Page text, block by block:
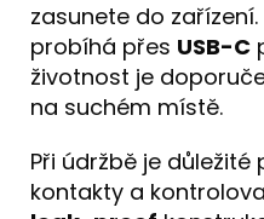
zasunete do
probíhá přes USB-C
životnost je
na suchém místě.
Při údržbě je
kontakty a